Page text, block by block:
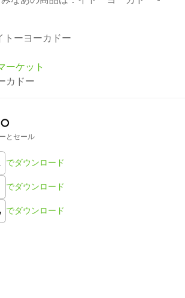
トーヨーカドー
ーケット
カドー
とセール
でダウンロード
でダウンロード
でダウンロード